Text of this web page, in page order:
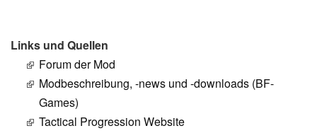
Links und Quellen
Forum der Mod
Modbeschreibung, -news und -downloads (BF-
Games)
Tactical Progression Website